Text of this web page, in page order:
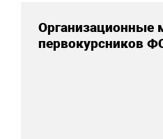
Организационные
первокурсников